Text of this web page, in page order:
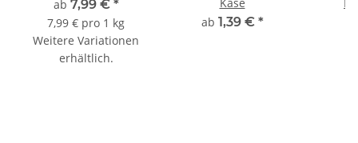
ab 7,99 € *
7,99 € pro 1 kg
Weitere Variationen
erhältlich.
ab 1,39 € *